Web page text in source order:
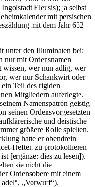
Eleusis); ja selbst
mit persischen
mit dem Jahr 632
unter den Illuminaten bei:
nur mit Ordensnamen
wissen, wer nun adlig, wer
wer nur Schankwirt oder
Teil des rigiden
Mitgliedern auferlegte.
Namenspatron geistig
seinen Ordensvorgesetzten
und deistische
größere Rolle spielten.
hatte er obendrein
Heften zu protokollieren
[ergänze: dies zu lesen]).
sie nicht die
Ordensobere mit einem
„Vorwurf“).